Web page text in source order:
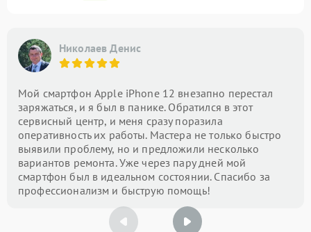
Николаев Денис
Мой смартфон Apple iPhone 12 внезапно перестал
заряжаться, и я был в панике. Обратился в этот
сервисный центр, и меня сразу поразила
оперативность их работы. Мастера не только быстро
выявили проблему, но и предложили несколько
вариантов ремонта. Уже через пару дней мой
смартфон был в идеальном состоянии. Спасибо за
профессионализм и быструю помощь!